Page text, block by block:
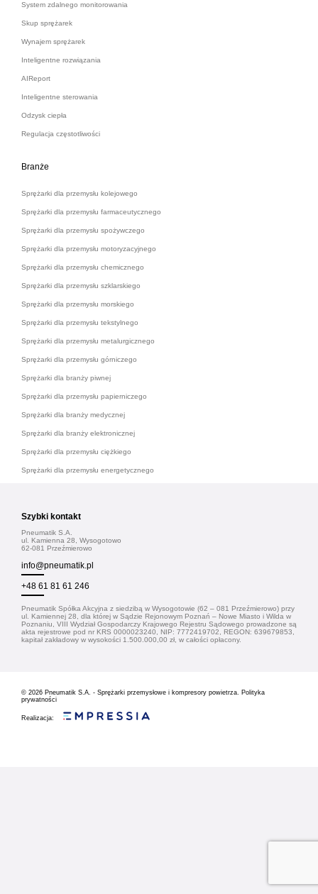
System zdalnego monitorowania
Skup sprężarek
Wynajem sprężarek
Inteligentne rozwiązania
AIReport
Inteligentne sterowania
Odzysk ciepła
Regulacja częstotliwości
Branże
Sprężarki dla przemysłu kolejowego
Sprężarki dla przemysłu farmaceutycznego
Sprężarki dla przemysłu spożywczego
Sprężarki dla przemysłu motoryzacyjnego
Sprężarki dla przemysłu chemicznego
Sprężarki dla przemysłu szklarskiego
Sprężarki dla przemysłu morskiego
Sprężarki dla przemysłu tekstylnego
Sprężarki dla przemysłu metalurgicznego
Sprężarki dla przemysłu górniczego
Sprężarki dla branży piwnej
Sprężarki dla przemysłu papierniczego
Sprężarki dla branży medycznej
Sprężarki dla branży elektronicznej
Sprężarki dla przemysłu ciężkiego
Sprężarki dla przemysłu energetycznego
Szybki kontakt
Pneumatik S.A.
ul. Kamienna 28, Wysogotowo
62-081 Przeźmierowo
info@pneumatik.pl
+48 61 81 61 246
Pneumatik Spółka Akcyjna z siedzibą w Wysogotowie (62 – 081 Przeźmierowo) przy
ul. Kamiennej 28, dla której w Sądzie Rejonowym Poznań – Nowe Miasto i Wilda w
Poznaniu, VIII Wydział Gospodarczy Krajowego Rejestru Sądowego prowadzone są
akta rejestrowe pod nr KRS 0000023240, NIP: 7772419702, REGON: 639679853,
kapitał zakładowy w wysokości 1.500.000,00 zł, w całości opłacony.
© 2026 Pneumatik S.A. - Sprężarki przemysłowe i kompresory powietrza. Polityka
prywatności
Realizacja: